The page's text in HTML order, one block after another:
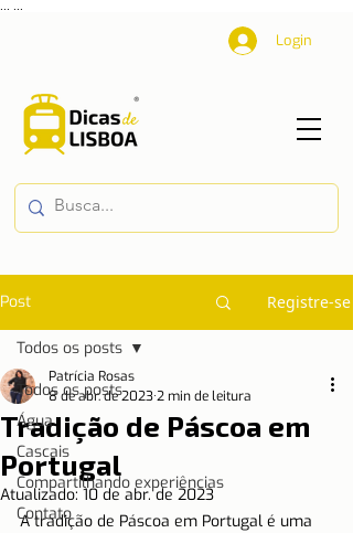
Login
Post Registre-se
Todos os posts
Água
Cascais
Compartilhando experiências
Contato
Todos os posts
Tradição de Páscoa em
Portugal
Patrícia Rosas
8 de abr. de 20232 min de leitura
Atualizado:10 de abr. de 2023
A tradição de Páscoa em Portugal é uma